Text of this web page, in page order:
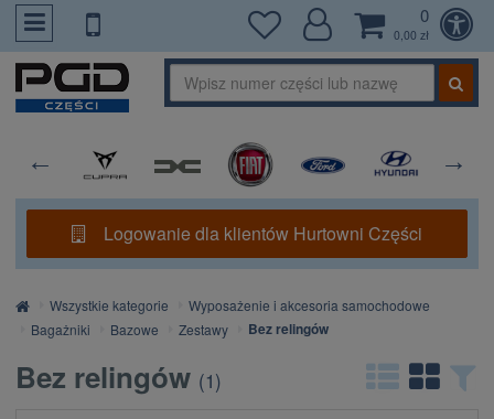
PrzejdzDoTresci
0
0,00 zł
Logowanie dla klientów Hurtowni Części
Strona
główna
Wszystkie kategorie
Wyposażenie i akcesoria samochodowe
Bagażniki
Bazowe Zestawy Bez relingów
Bez relingów (1)